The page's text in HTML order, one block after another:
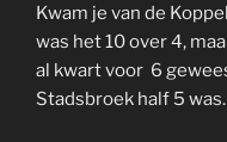
Kwam je van de
was het 10 over 4,
al kwart voor 6
Stadsbroek half 5 was.